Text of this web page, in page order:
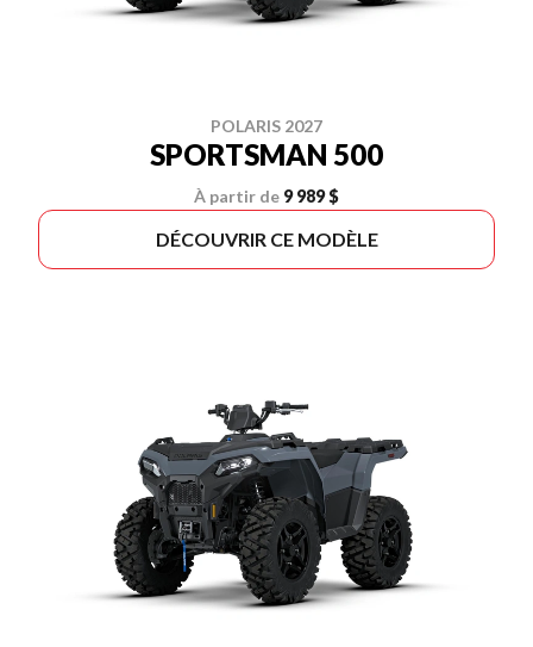
POLARIS 2027
SPORTSMAN 500
À partir de 9 989 $
DÉCOUVRIR CE MODÈLE